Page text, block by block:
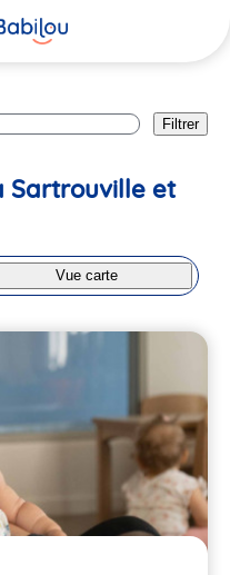
Filtrer
Sartrouville et
Vue carte